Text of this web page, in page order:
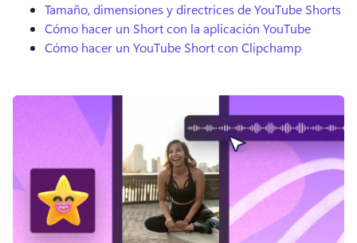
Probar gratis
Tamaño, dimensiones y directrices de YouTube Shorts
Cómo hacer un Short con la aplicación YouTube
Cómo hacer un YouTube Short con Clipchamp